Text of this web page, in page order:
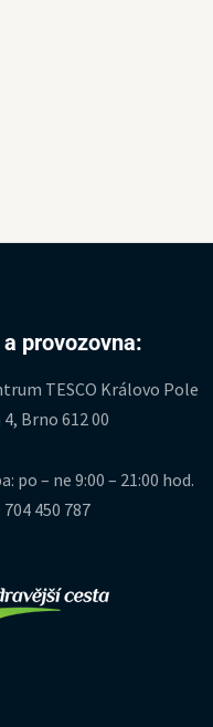
provozovna:
TESCO Královo Pole
Brno 612 00
po – ne 9:00 – 21:00 hod.
450 787